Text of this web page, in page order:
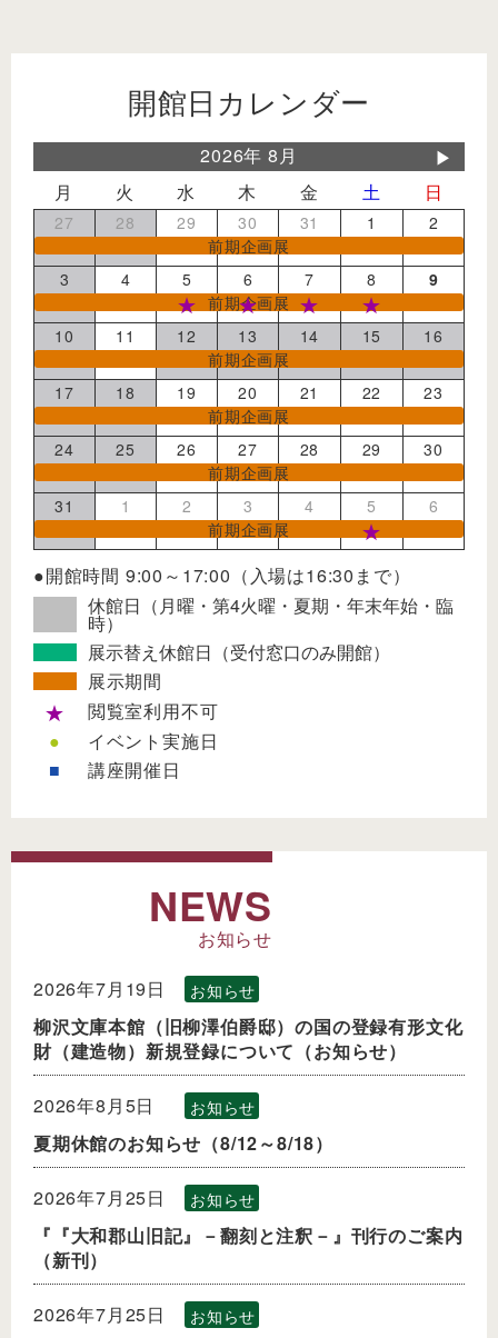
開館日カレンダー
2026年 8月
月
火 水 木 金 土 日
27 28 29 30 31 1
2
前期企画展
3
4 5 6 7 8
9
前期企画展
10
11 12 13 14 15
16
前期企画展
17
18 19 20 21 22
23
前期企画展
24
25 26 27 28 29
30
前期企画展
31
1 2 3 4 5
6
前期企画展
●開館時間 9:00～17:00（入場は16:30まで）
休館日（月曜・第4火曜・夏期・年末年始・臨
時）
展示替え休館日（受付窓口のみ開館）
展示期間
★
閲覧室利用不可
●
イベント実施日
■
講座開催日
NEWS
お知らせ
2026年7月19日
お知らせ
柳沢文庫本館（旧柳澤伯爵邸）の国の登録有形文化
財（建造物）新規登録について（お知らせ）
2026年8月5日 お知らせ
夏期休館のお知らせ（8/12～8/18）
2026年7月25日 お知らせ
『『大和郡山旧記』－翻刻と注釈－』刊行のご案内
（新刊）
2026年7月25日 お知らせ